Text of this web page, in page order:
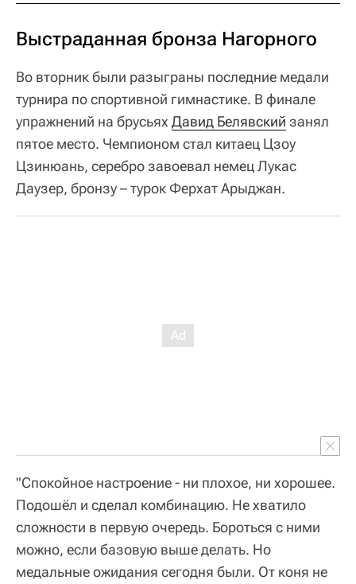
Выстраданная бронза Нагорного
Во вторник были разыграны последние медали
турнира по спортивной гимнастике. В финале
упражнений на брусьях Давид Белявский занял
пятое место. Чемпионом стал китаец Цзоу
Цзинюань, серебро завоевал немец Лукас
Даузер, бронзу – турок Ферхат Арыджан.
"Спокойное настроение - ни плохое, ни хорошее.
Подошёл и сделал комбинацию. Не хватило
сложности в первую очередь. Бороться с ними
можно, если базовую выше делать. Но
медальные ожидания сегодня были. От коня не